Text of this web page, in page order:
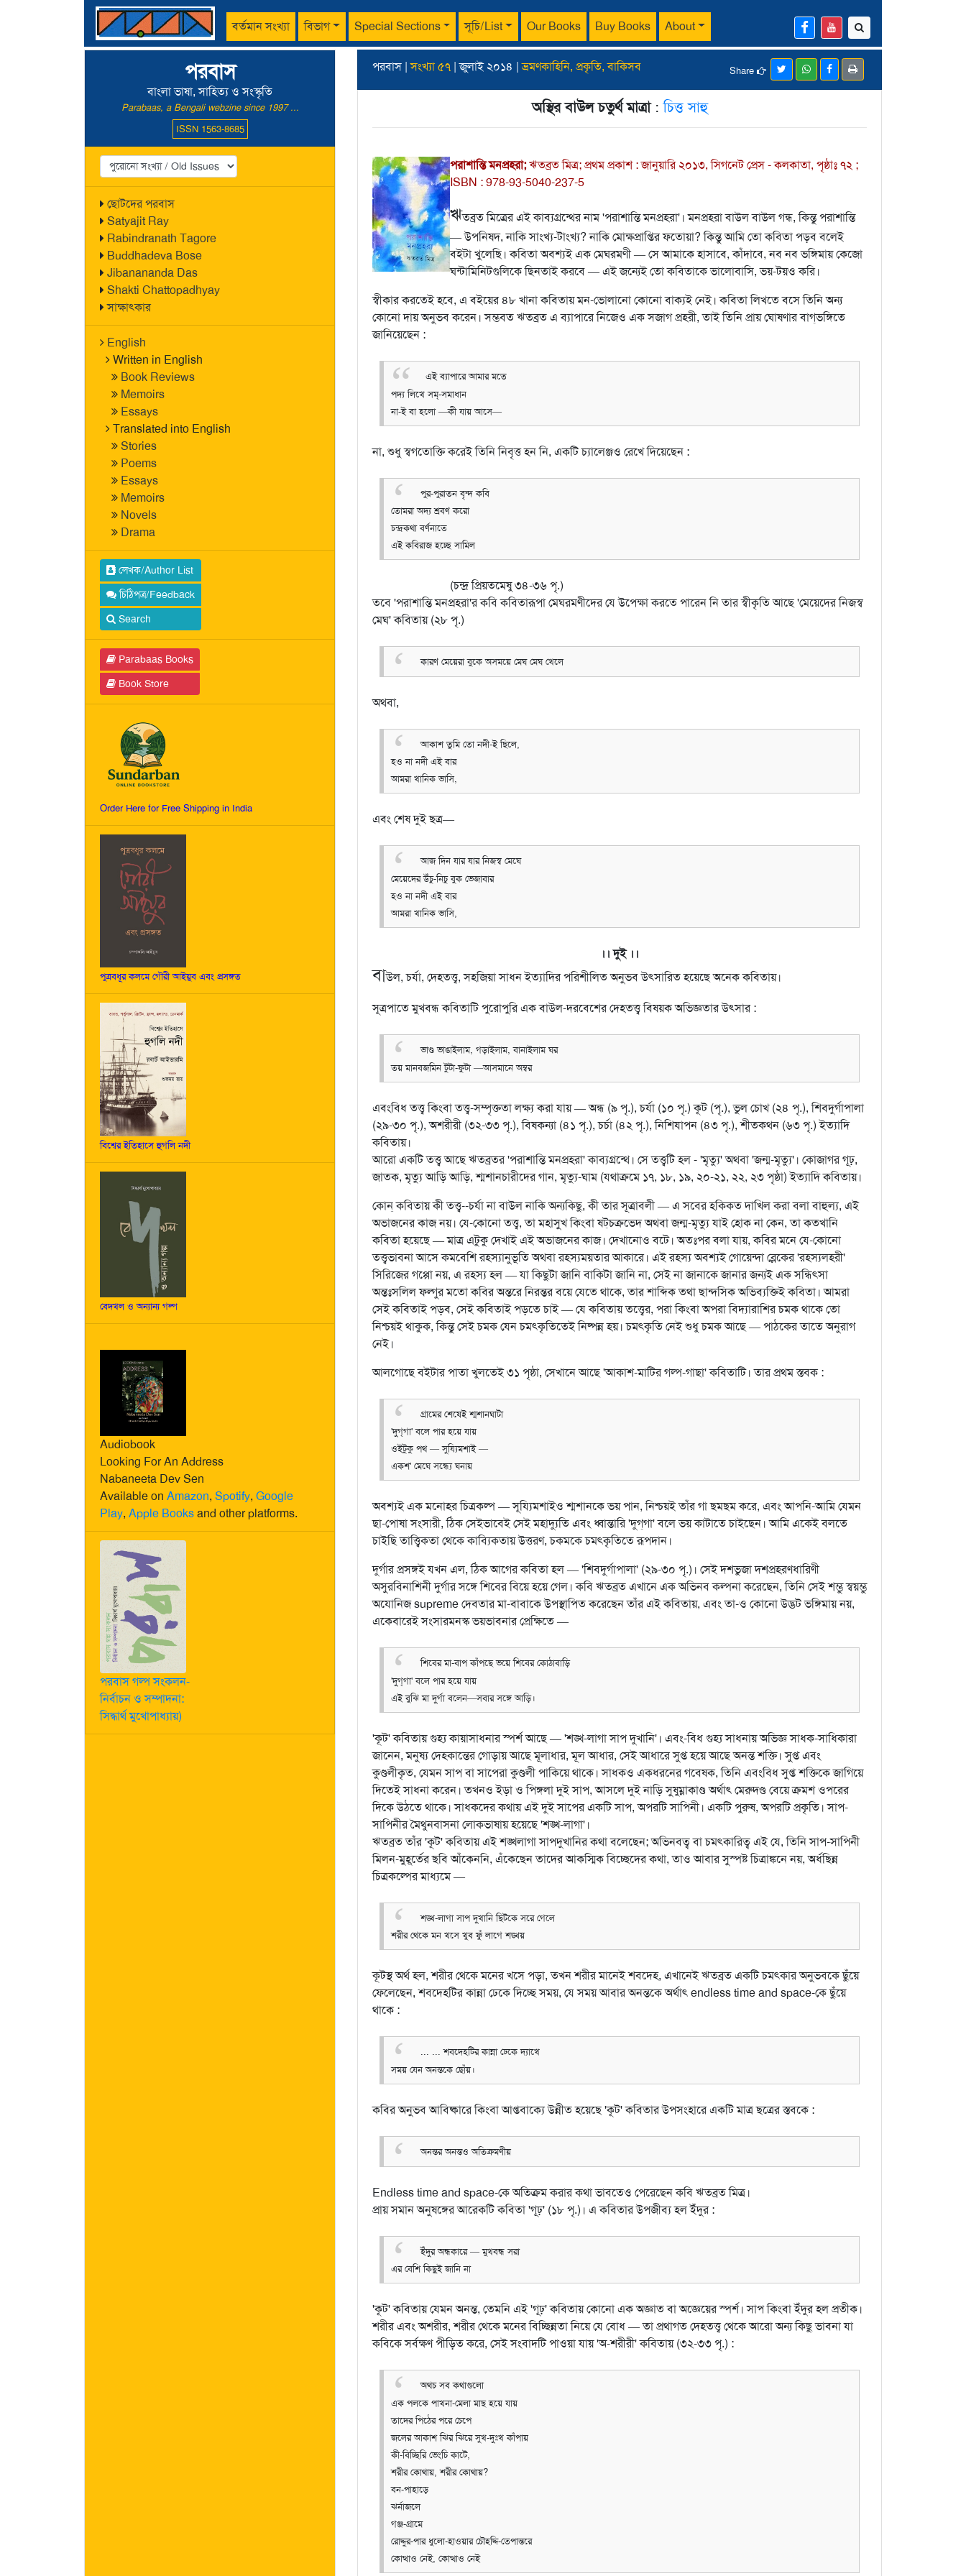
বর্তমান সংখ্যা বিভাগ Special Sections সূচি/List Our Books Buy Books About
পরবাস
বাংলা ভাষা, সাহিত্য ও সংস্কৃতি
Parabaas, a Bengali webzine since 1997 ...
ISSN 1563-8685
ছোটদের পরবাস
Satyajit Ray
Rabindranath Tagore
Buddhadeva Bose
Jibanananda Das
Shakti Chattopadhyay
সাক্ষাৎকার
English
Written in English
Book Reviews
Memoirs
Essays
Translated into English
Stories
Poems
Essays
Memoirs
Novels
Drama
লেখক/Author List
চিঠিপত্র/Feedback
Search
Parabaas Books
Book Store
Order Here for Free Shipping in India
পুত্রবধূর কলমে গৌরী আইয়ুব এবং প্রসঙ্গত
বিশ্বের ইতিহাসে হুগলি নদী
বেদখল ও অন্যান্য গল্প
Audiobook
Looking For An Address
Nabaneeta Dev Sen
Available on Amazon, Spotify, Google
Play, Apple Booksand other platforms.
পরবাস গল্প সংকলন-
নির্বাচন ও সম্পাদনা:
সিদ্ধার্থ মুখোপাধ্যায়)
পরবাস |সংখ্যা ৫৭ | জুলাই ২০১৪ |ভ্রমণকাহিনি, প্রকৃতি, বাকিসব Share
অস্থির বাউল চতুর্থ মাত্রা:চিত্ত সাহু
পরাশান্তি মনপ্রহরা;ঋতব্রত মিত্র; প্রথম প্রকাশ : জানুয়ারি ২০১৩, সিগনেট প্রেস - কলকাতা, পৃষ্ঠাঃ ৭২ ;
ISBN : 978-93-5040-237-5
ঋতব্রত মিত্রের এই কাব্যগ্রন্থের নাম 'পরাশান্তি মনপ্রহরা'। মনপ্রহরা বাউল বাউল গন্ধ, কিন্তু পরাশান্তি
— উপনিষদ, নাকি সাংখ্য-টাংখ্য? নাকি মোক্ষপ্রাপ্তির ফতোয়া? কিন্তু আমি তো কবিতা পড়ব বলেই
বইটা খুলেছি। কবিতা অবশ্যই এক মেঘরমণী — সে আমাকে হাসাবে, কাঁদাবে, নব নব ভঙ্গিমায় কেজো
ঘন্টামিনিটগুলিকে ছিনতাই করবে — এই জন্যেই তো কবিতাকে ভালোবাসি, ভয়-টয়ও করি।
স্বীকার করতেই হবে, এ বইয়ের ৪৮ খানা কবিতায় মন-ভোলানো কোনো বাক্যই নেই। কবিতা লিখতে বসে তিনি অন্য
কোনো দায় অনুভব করেন। সম্ভবত ঋতব্রত এ ব্যাপারে নিজেও এক সজাগ প্রহরী, তাই তিনি প্রায় ঘোষণার বাগ্‌ভঙ্গিতে
জানিয়েছেন :
এই ব্যাপারে আমার মতে
পদ্য লিখে সম্‌-সমাধান
না-ই বা হলো —কী যায় আসে—
না, শুধু স্বগতোক্তি করেই তিনি নিবৃত্ত হন নি, একটি চ্যালেঞ্জও রেখে দিয়েছেন :
পুর-পুরাতন বৃন্দ কবি
তোমরা অদ্য শ্রবণ করো
চন্দ্রকথা বর্ণনাতে
এই কবিরাজ হচ্ছে সামিল
(চন্দ্র প্রিয়তমেষু ৩৪-৩৬ পৃ.)
তবে 'পরাশান্তি মনপ্রহরা'র কবি কবিতারূপা মেঘরমণীদের যে উপেক্ষা করতে পারেন নি তার স্বীকৃতি আছে 'মেয়েদের নিজস্ব
মেঘ' কবিতায় (২৮ পৃ.)
কারণ মেয়েরা বুকে অসময়ে মেঘ মেঘ খেলে
অথবা,
আকাশ তুমি তো নদী-ই ছিলে,
হও না নদী এই বার
আমরা খানিক ভাসি,
এবং শেষ দুই ছত্র—
আজ দিন যার যার নিজস্ব মেঘে
মেয়েদের উঁচু-নিচু বুক ভেজাবার
হও না নদী এই বার
আমরা খানিক ভাসি,
।। দুই ।।
বাউল, চর্যা, দেহতত্ত্ব, সহজিয়া সাধন ইত্যাদির পরিশীলিত অনুভব উৎসারিত হয়েছে অনেক কবিতায়।
সূত্রপাতে মুখবন্ধ কবিতাটি পুরোপুরি এক বাউল-দরবেশের দেহতত্ত্ব বিষয়ক অভিজ্ঞতার উৎসার :
ভাণ্ড ভাঙাইলাম, গড়াইলাম, বানাইলাম ঘর
তয় মানবজমিন টুটা-ফুটা —আসমানে অম্বর
এবংবিধ তত্ত্ব কিংবা তত্ত্ব-সম্পৃক্ততা লক্ষ্য করা যায় — অন্ধ (৯ পৃ.), চর্যা (১০ পৃ.) কূট (পৃ.), ভুল চোখ (২৪ পৃ.), শিবদুর্গাপালা
(২৯-৩০ পৃ.), অশরীরী (৩২-৩৩ পৃ.), বিষকন্যা (৪১ পৃ.), চর্চা (৪২ পৃ.), নিশিযাপন (৪৩ পৃ.), শীতকথন (৬৩ পৃ.) ইত্যাদি
কবিতায়।
আরো একটি তত্ত্ব আছে ঋতব্রতর 'পরাশান্তি মনপ্রহরা' কাব্যগ্রন্থে। সে তত্ত্বটি হল - 'মৃত্যু' অথবা 'জন্ম-মৃত্যু'। কোজাগর গূঢ়,
জাতক, মৃত্যু আড়ি আড়ি, শ্মশানচারীদের গান, মৃত্যু-ঘাম (যথাক্রমে ১৭, ১৮, ১৯, ২০-২১, ২২, ২৩ পৃষ্ঠা) ইত্যাদি কবিতায়।
কোন্‌ কবিতায় কী তত্ত্ব--চর্যা না বাউল নাকি অন্যকিছু, কী তার সূত্রাবলী — এ সবের হকিকত দাখিল করা বলা বাহুল্য, এই
অভাজনের কাজ নয়। যে-কোনো তত্ত্ব, তা মহাসুখ কিংবা ষট্‌চক্রভেদ অথবা জন্ম-মৃত্যু যাই হোক না কেন, তা কতখানি
কবিতা হয়েছে — মাত্র এটুকু দেখাই এই অভাজনের কাজ। দেখানোও বটে। অতঃপর বলা যায়, কবির মনে যে-কোনো
তত্ত্বভাবনা আসে কমবেশি রহস্যানুভূতি অথবা রহস্যময়তার আকারে। এই রহস্য অবশ্যই গোয়েন্দা ব্লেকের 'রহস্যলহরী'
সিরিজের গপ্পো নয়, এ রহস্য হল — যা কিছুটা জানি বাকিটা জানি না, সেই না জানাকে জানার জন্যই এক সন্ধিৎসা
অন্তঃসলিল ফল্গুর মতো কবির অন্তরে নিরন্তর বয়ে যেতে থাকে, তার শাব্দিক তথা ছান্দসিক অভিব্যক্তিই কবিতা। আমরা
সেই কবিতাই পড়ব, সেই কবিতাই পড়তে চাই — যে কবিতায় তত্ত্বের, পরা কিংবা অপরা বিদ্যারাশির চমক থাকে তো
নিশ্চয়ই থাকুক, কিন্তু সেই চমক যেন চমৎকৃতিতেই নিষ্পন্ন হয়। চমৎকৃতি নেই শুধু চমক আছে — পাঠকের তাতে অনুরাগ
নেই।
আলগোছে বইটার পাতা খুলতেই ৩১ পৃষ্ঠা, সেখানে আছে 'আকাশ-মাটির গল্প-গাছা' কবিতাটি। তার প্রথম স্তবক :
গ্রামের শেষেই শ্মশানঘাটা
'দুগ্‌গা' বলে পার হয়ে যায়
ওইটুকু পথ — সুয্যিমশাই —
একশ' মেঘে সন্ধ্যে ঘনায়
অবশ্যই এক মনোহর চিত্রকল্প — সূয্যিমশাইও শ্মশানকে ভয় পান, নিশ্চয়ই তাঁর গা ছমছম করে, এবং আপনি-আমি যেমন
ছা-পোষা সংসারী, ঠিক সেইভাবেই সেই মহাদ্যুতি এবং ধ্বান্তারি 'দুগ্‌গা' বলে ভয় কাটাতে চাইছেন। আমি একেই বলতে
চাইছি তাত্ত্বিকতা থেকে কাব্যিকতায় উত্তরণ, চকমকে চমৎকৃতিতে রূপদান।
দুর্গার প্রসঙ্গই যখন এল, ঠিক আগের কবিতা হল — 'শিবদুর্গাপালা' (২৯-৩০ পৃ.)। সেই দশভুজা দশপ্রহরণধারিণী
অসুরবিনাশিনী দুর্গার সঙ্গে শিবের বিয়ে হয়ে গেল। কবি ঋতব্রত এখানে এক অভিনব কল্পনা করেছেন, তিনি সেই শম্ভু স্বয়ম্ভু
অযোনিজ supreme দেবতার মা-বাবাকে উপস্থাপিত করেছেন তাঁর এই কবিতায়, এবং তা-ও কোনো উদ্ভট ভঙ্গিমায় নয়,
একেবারেই সংসারমনস্ক ভয়ভাবনার প্রেক্ষিতে —
শিবের মা-বাপ কাঁপছে ভয়ে শিবের কোঠাবাড়ি
'দুগ্‌গা' বলে পার হয়ে যায়
এই বুঝি মা দুর্গা বলেন—সবার সঙ্গে আড়ি।
'কূট' কবিতায় গুহ্য কায়াসাধনার স্পর্শ আছে — 'শঙ্খ-লাগা সাপ দুখানি'। এবং-বিধ গুহ্য সাধনায় অভিজ্ঞ সাধক-সাধিকারা
জানেন, মনুষ্য দেহকান্তের গোড়ায় আছে মূলাধার, মূল আধার, সেই আধারে সুপ্ত হয়ে আছে অনন্ত শক্তি। সুপ্ত এবং
কুণ্ডলীকৃত, যেমন সাপ বা সাপেরা কুণ্ডলী পাকিয়ে থাকে।সাধকও একধরনের গবেষক, তিনি এবংবিধ সুপ্ত শক্তিকে জাগিয়ে
দিতেই সাধনা করেন। তখনও ইড়া ও পিঙ্গলা দুই সাপ, আসলে দুই নাড়ি সুষুম্নাকাণ্ড অর্থাৎ মেরুদণ্ড বেয়ে ক্রমশ ওপরের
দিকে উঠতে থাকে। সাধকদের কথায় এই দুই সাপের একটি সাপ, অপরটি সাপিনী। একটি পুরুষ, অপরটি প্রকৃতি। সাপ-
সাপিনীর মৈথুনবাসনা লোকভাষায় হয়েছে 'শঙ্খ-লাগা'।
ঋতব্রত তাঁর 'কূট' কবিতায় এই শঙ্খলাগা সাপদুখানির কথা বলেছেন; অভিনবত্ব বা চমৎকারিত্ব এই যে, তিনি সাপ-সাপিনী
মিলন-মুহূর্তের ছবি আঁকেননি, এঁকেছেন তাদের আকস্মিক বিচ্ছেদের কথা, তাও আবার সুস্পষ্ট চিত্রাঙ্কনে নয়, অর্ধছিন্ন
চিত্রকল্পের মাধ্যমে —
শঙ্খ-লাগা সাপ দুখানি ছিটকে সরে গেলে
শরীর থেকে মন খসে খুব ফুঁ লাগে শঙ্খয়
কূটস্থ অর্থ হল, শরীর থেকে মনের খসে পড়া, তখন শরীর মানেই শবদেহ, এখানেই ঋতব্রত একটি চমৎকার অনুভবকে ছুঁয়ে
ফেলেছেন, শবদেহটির কান্না ঢেকে দিচ্ছে সময়, যে সময় আবার অনন্তকে অর্থাৎ endless time and space-কে ছুঁয়ে
থাকে :
... ... শবদেহটির কান্না ঢেকে দ্যাখে
সময় যেন অনন্তকে ছোঁয়।
কবির অনুভব আবিষ্কারে কিংবা আপ্তবাক্যে উন্নীত হয়েছে 'কূট' কবিতার উপসংহারে একটি মাত্র ছত্রের স্তবকে :
অনন্তর অনন্তও অতিক্রমণীয়
Endless time and space-কে অতিক্রম করার কথা ভাবতেও পেরেছেন কবি ঋতব্রত মিত্র।
প্রায় সমান অনুষঙ্গের আরেকটি কবিতা 'গূঢ়' (১৮ পৃ.)। এ কবিতার উপজীব্য হল ইঁদুর :
ইঁদুর অন্ধকারে — মুখবন্ধ সরা
এর বেশি কিছুই জানি না
'কূট' কবিতায় যেমন অনন্ত, তেমনি এই 'গূঢ়' কবিতায় কোনো এক অজ্ঞাত বা অজ্ঞেয়ের স্পর্শ। সাপ কিংবা ইঁদুর হল প্রতীক।
শরীর এবং অশরীর, শরীর থেকে মনের বিচ্ছিন্নতা নিয়ে যে বোধ — তা প্রথাগত দেহতত্ত্ব থেকে আরো অন্য কিছু ভাবনা যা
কবিকে সর্বক্ষণ পীড়িত করে, সেই সংবাদটি পাওয়া যায় 'অ-শরীরী' কবিতায় (৩২-৩৩ পৃ.) :
অথচ সব কথাগুলো
এক পলকে পাখনা-মেলা মাছ হয়ে যায়
তাদের পিঠের পরে চেপে
জলের আকাশ ঝির ঝিরে সুখ-দুঃখ কাঁপায়
কী-বিচ্ছিরি ভেংচি কাটে,
শরীর কোথায়, শরীর কোথায়?
বন-পাহাড়ে
ঝর্নাজলে
গঞ্জ-গ্রামে
রোদ্দুর-পার ধুলো-হাওয়ার চৌহদ্দি-তেপান্তরে
কোত্থাও নেই, কোত্থাও নেই